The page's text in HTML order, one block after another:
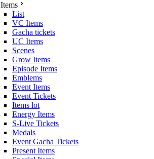
Items
List
VC Items
Gacha tickets
UC Items
Scenes
Grow Items
Episode Items
Emblems
Event Items
Event Tickets
Items lot
Energy Items
S-Live Tickets
Medals
Event Gacha Tickets
Present Items